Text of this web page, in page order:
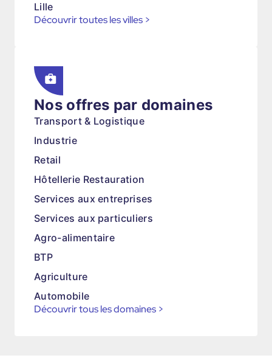
Lille
Découvrir toutes les villes >
Nos offres par domaines
Transport & Logistique
Industrie
Retail
Hôtellerie Restauration
Services aux entreprises
Services aux particuliers
Agro-alimentaire
BTP
Agriculture
Automobile
Découvrir tous les domaines >